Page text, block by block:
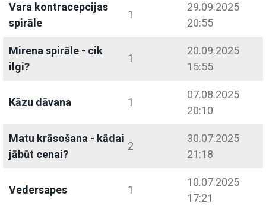
Vara kontracepcijas
spirāle
1
29.09.2025
20:55
Mirena spirāle - cik
ilgi?
1
20.09.2025
15:55
Kāzu dāvana 1
07.08.2025
20:10
Matu krāsošana - kādai
jābūt cenai?
2
30.07.2025
21:18
Vedersapes 1
10.07.2025
17:21